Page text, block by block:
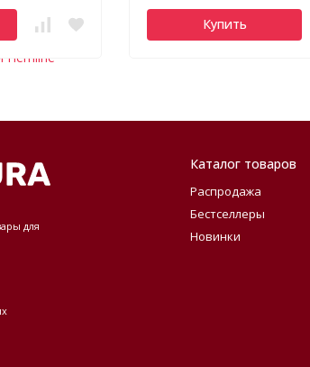
Купить
Hemline
для
Каталог товаров
Распродажа
Бестселлеры
Новинки